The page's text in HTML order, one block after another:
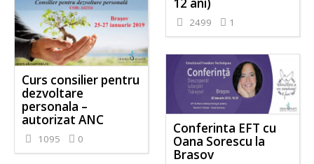
2499 1
Curs consilier pentru
dezvoltare
personala –
autorizat ANC
1095 0
Conferinta EFT cu
Oana Sorescu la
Brasov